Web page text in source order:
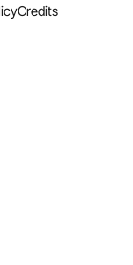
Credits